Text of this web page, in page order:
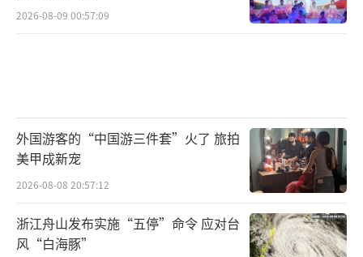
2026-08-09 00:57:09
外国游客的“中国游三件套”火了 旅拍
美甲成新宠
2026-08-08 20:57:12
浙江舟山发布实施“五停”命令 应对台
风“白海豚”